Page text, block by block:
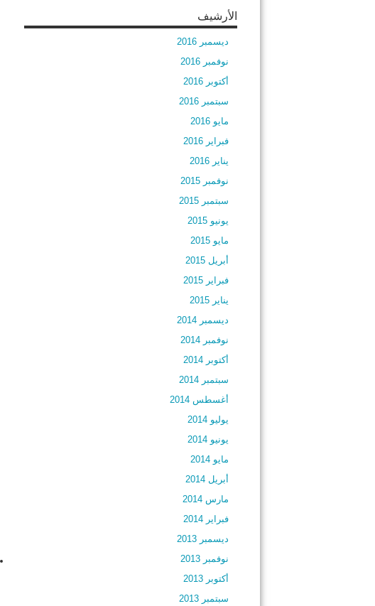
الأرشيف
ديسمبر 2016
نوفمبر 2016
أكتوبر 2016
سبتمبر 2016
مايو 2016
فبراير 2016
يناير 2016
نوفمبر 2015
سبتمبر 2015
يونيو 2015
مايو 2015
أبريل 2015
فبراير 2015
يناير 2015
ديسمبر 2014
نوفمبر 2014
أكتوبر 2014
سبتمبر 2014
أغسطس 2014
يوليو 2014
يونيو 2014
مايو 2014
أبريل 2014
مارس 2014
فبراير 2014
ديسمبر 2013
نوفمبر 2013
أكتوبر 2013
سبتمبر 2013